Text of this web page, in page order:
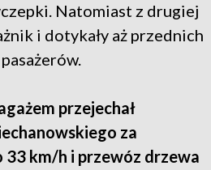
Natomiast z drugiej
i dotykały aż przednich
przejechał
za
33 km/h i przewóz drzewa